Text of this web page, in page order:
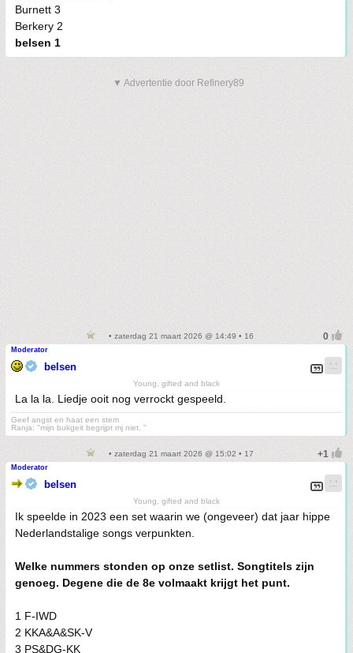
Burnett 3
Berkery 2
belsen 1
▼ Advertentie door Refinery89
• zaterdag 21 maart 2026 @ 14:49 • 16
Moderator
belsen
Young, gifted and black
La la la. Liedje ooit nog verrockt gespeeld.
Geef angst en haat een stem
Ranja: "mijn bukgeit begrijpt mj niet. "
• zaterdag 21 maart 2026 @ 15:02 • 17
Moderator
belsen
Young, gifted and black
Ik speelde in 2023 een set waarin we (ongeveer) dat jaar hippe
Nederlandstalige songs verpunkten.
Welke nummers stonden op onze setlist. Songtitels zijn
genoeg. Degene die de 8e volmaakt krijgt het punt.
1 F-IWD
2 KKA&A&SK-V
3 PS&DG-KK